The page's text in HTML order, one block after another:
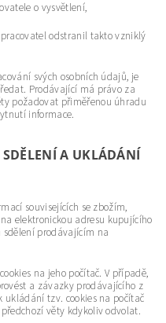
o vysvětlení,
odstranil takto vzniklý
svých osobních údajů, je
Prodávající má právo za
požadovat přiměřenou úhradu
informace.
A UKLÁDÁNÍ
souvisejících se zbožím,
elektronickou adresu kupujícího
sdělení prodávajícím na
na jeho počítač. V případě,
a závazky prodávajícího z
tzv. cookies na počítač
věty kdykoliv odvolat.